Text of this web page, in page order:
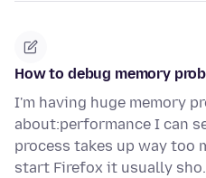
How to debug memory
I'm having huge memory
about:performance I can
process takes up way too
start Firefox it usually